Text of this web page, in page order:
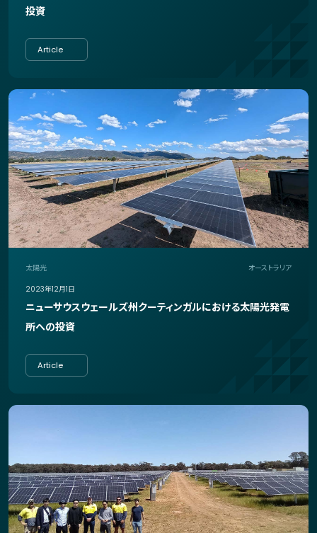
投資
Article
太陽光
オーストラリア
2023年12月1日
ニューサウスウェールズ州クーティンガルにおける太陽光発電
所への投資
Article